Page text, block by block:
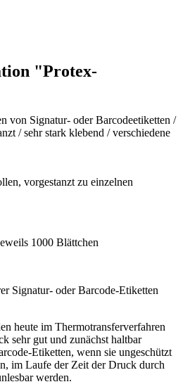
"Protex-
von Signatur- oder Barcodeetiketten /
/ sehr stark klebend / verschiedene
vorgestanzt zu einzelnen
1000 Blättchen
Signatur- oder Barcode-Etiketten
heute im Thermotransferverfahren
sehr gut und zunächst haltbar
Etiketten, wenn sie ungeschützt
im Laufe der Zeit der Druck durch
werden.